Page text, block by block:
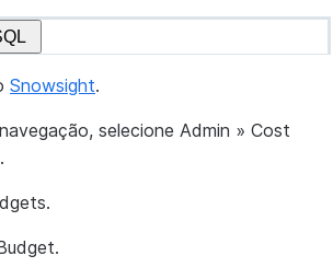
Snowsight.
selecione Admin » Cost
.
.
.